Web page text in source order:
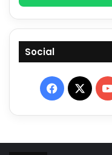
Social
Facebook
X